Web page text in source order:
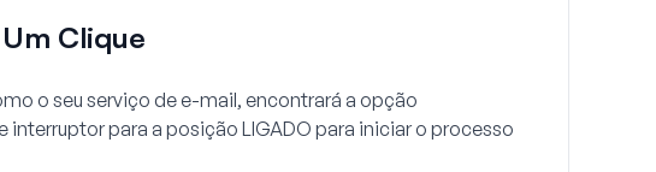
Clique
o seu serviço de e-mail, encontrará a opção
interruptor para a posiçãoLIGADO para iniciar o processo